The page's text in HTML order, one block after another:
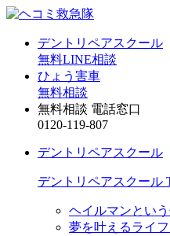
デントリペアスクール
無料LINE相談
ひょう害車
無料相談
無料相談 電話窓口
0120-119-807
デントリペアスクール
デントリペアスクール
ヘイルマンとい
夢を叶えるライ